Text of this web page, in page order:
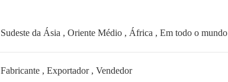
Sudeste da Ásia , Oriente Médio , África , Em todo o mundo
Fabricante , Exportador , Vendedor